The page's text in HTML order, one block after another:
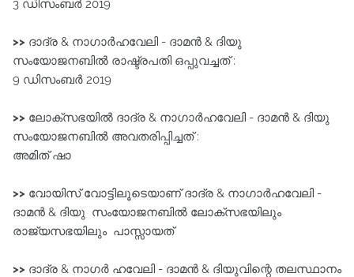
3 ഡിസംബർ 2019
>> ദാദ്ര & നാഗാർഹവേലി - ദാമൻ & ദിയു
സംയോജനബിൽ രാഷ്ട്രപതി ഒപ്പുവച്ചത്‌ :
9 ഡിസംബർ 2019
>> ലോക്സഭയിൽ ദാദ്ര & നാഗാർഹവേലി - ദാമൻ & ദിയു
സംയോജനബിൽ അവതരിപ്പിച്ചത്‌ :
അമിത്‌ ഷാ
>> വോയിസ്‌ വോട്ടിലൂടെയാണ്‌ ദാദ്ര & നാഗാർഹവേലി -
ദാമൻ & ദിയു സംയോജനബിൽ ലോക്സഭയിലും
രാജ്യസഭയിലും പാസ്സായത്‌
>> ദാദ്ര & നാഗർ ഹവേലി - ദാമൻ & ദിയുവിന്റെ തലസ്ഥാനം